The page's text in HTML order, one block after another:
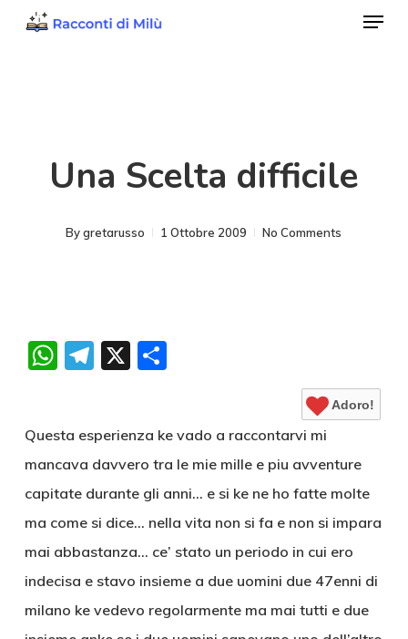
Menu
Una Scelta difficile
By gretarusso 1 Ottobre 2009 No Comments
WhatsApp
Telegram
X Condividi
Adoro!
Questa esperienza ke vado a raccontarvi mi
mancava davvero tra le mie mille e piu avventure
capitate durante gli anni… e si ke ne ho fatte molte
ma come si dice… nella vita non si fa e non si impara
mai abbastanza… ce’ stato un periodo in cui ero
indecisa e stavo insieme a due uomini due 47enni di
milano ke vedevo regolarmente ma mai tutti e due